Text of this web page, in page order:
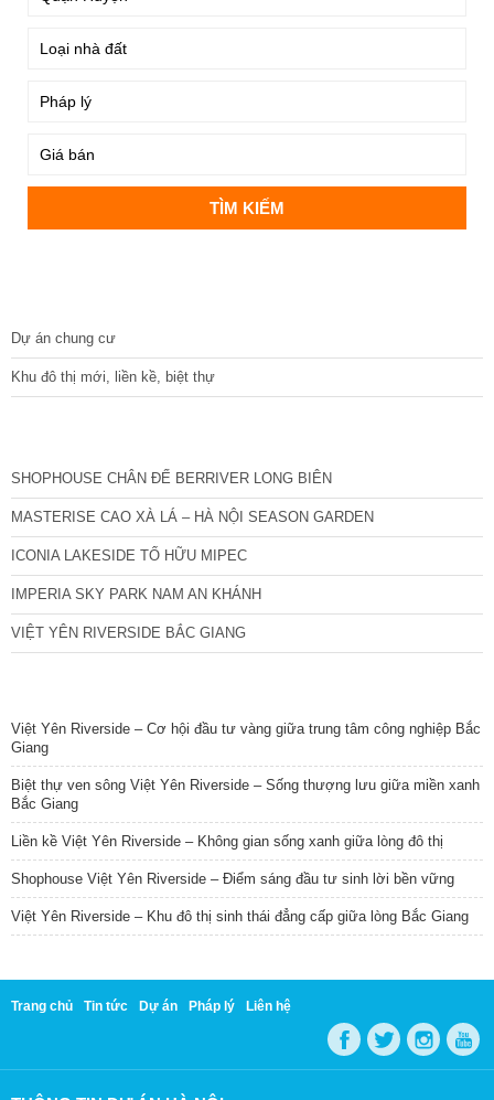
Dự án chung cư
Khu đô thị mới, liền kề, biệt thự
SHOPHOUSE CHÂN ĐẾ BERRIVER LONG BIÊN
MASTERISE CAO XÀ LÁ – HÀ NỘI SEASON GARDEN
ICONIA LAKESIDE TỐ HỮU MIPEC
IMPERIA SKY PARK NAM AN KHÁNH
VIỆT YÊN RIVERSIDE BẮC GIANG
Việt Yên Riverside – Cơ hội đầu tư vàng giữa trung tâm công nghiệp Bắc
Giang
Biệt thự ven sông Việt Yên Riverside – Sống thượng lưu giữa miền xanh
Bắc Giang
Liền kề Việt Yên Riverside – Không gian sống xanh giữa lòng đô thị
Shophouse Việt Yên Riverside – Điểm sáng đầu tư sinh lời bền vững
Việt Yên Riverside – Khu đô thị sinh thái đẳng cấp giữa lòng Bắc Giang
Trang chủ Tin tức Dự án Pháp lý Liên hệ